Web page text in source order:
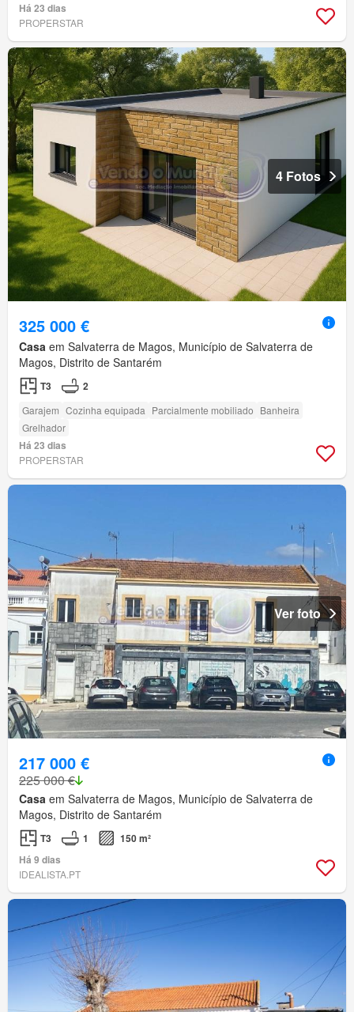
Há 23 dias
PROPERSTAR
4 Fotos
325 000 €
Casa em Salvaterra de Magos, Município de Salvaterra de
Magos, Distrito de Santarém
T3 2
Garajem Cozinha equipada Parcialmente mobiliado Banheira
Grelhador
Há 23 dias
PROPERSTAR
Ver foto
217 000 €
225 000 €
Casa em Salvaterra de Magos, Município de Salvaterra de
Magos, Distrito de Santarém
T3 1
150 m²
Há 9 dias
IDEALISTA.PT